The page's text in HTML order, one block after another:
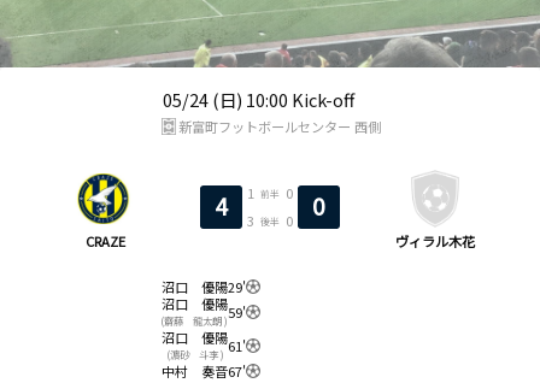
05/24 (日) 10:00 Kick-off
CRAZE
4 1 前半
0
3 後半 0 0
ヴィラル木花
29'
沼口 優陽
59'
沼口 優陽
(齋藤 龍太朗 )
61'
沼口 優陽
(濵砂 斗李 )
67'
中村 奏音
新富町フットボールセンター 西側